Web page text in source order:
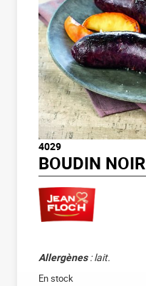
4029
BOUDIN NOIR
Allergènes: lait.
En stock